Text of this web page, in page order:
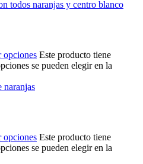
opciones Este producto tiene
se pueden elegir en la
opciones Este producto tiene
se pueden elegir en la